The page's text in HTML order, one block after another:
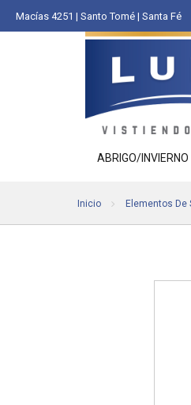
Macías 4251 | Santo Tomé | Santa Fé
ABRIGO/INVIERNO
Inicio Elementos De